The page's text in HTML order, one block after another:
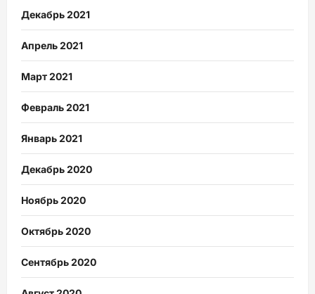
Декабрь 2021
Апрель 2021
Март 2021
Февраль 2021
Январь 2021
Декабрь 2020
Ноябрь 2020
Октябрь 2020
Сентябрь 2020